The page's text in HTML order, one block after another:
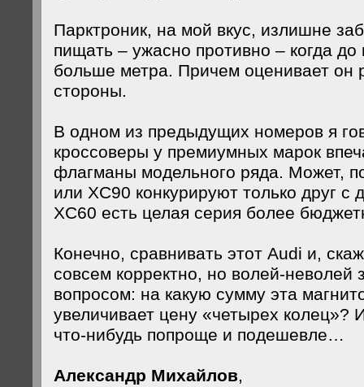
Парктроник, на мой вкус, излишне
пищать – ужасно противно – когда
больше метра. Причем оценивает он
стороны.
В одном из предыдущих номеров я
кроссоверы у премиумных марок
флагманы модельного ряда. Может,
или XC90 конкурируют только друг с
XC60 есть целая серия более
Конечно, сравнивать этот Audi и,
совсем корректно, но волей-
вопросом: на какую сумму эта
увеличивает цену «четырех колец»?
что-нибудь попроще и подешевле…
Александр Михайлов,